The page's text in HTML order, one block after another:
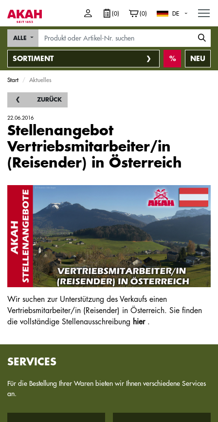
(0) (0) DE
SORTIMENT
ALLE
NEU
Start Aktuelles
ZURÜCK
22.06.2016
Stellenangebot
Vertriebsmitarbeiter/in
(Reisender) in Österreich
Wir suchen zur Unterstützung des Verkaufs einen
Vertriebsmitarbeiter/in (Reisender) in Österreich. Sie finden
die vollständige Stellenausschreibung hier .
SERVICES
Für die Bestellung Ihrer Waren bieten wir Ihnen verschiedene Services
an.